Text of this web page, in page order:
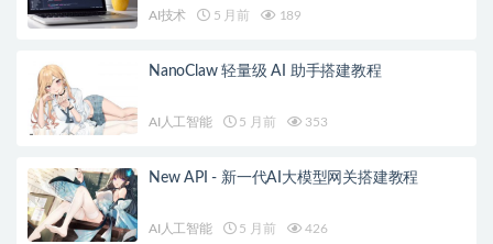
AI技术 5 月前 189
NanoClaw 轻量级 AI 助手搭建教程
AI人工智能 5 月前 353
New API - 新一代AI大模型网关搭建教程
AI人工智能 5 月前 426